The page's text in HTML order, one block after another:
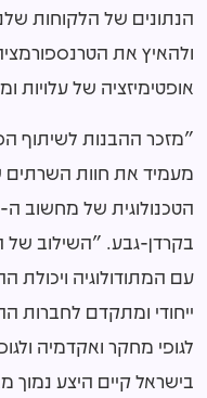
הנתונים של הלקוחות
ולהאיץ את
אופטימיזציה של עלויות
מעמיד את חוות
בקרדן-גבע. "השילוב
ייחודי ומתקדם לחברות
לגופי מחקר ואקדמיה
בישראל קיים היצע נמוך